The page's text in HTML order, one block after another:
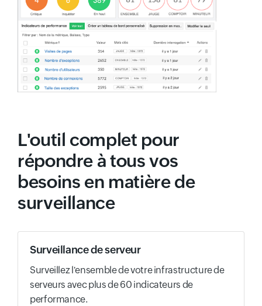
L'outil complet pour
répondre à tous vos
besoins en matière de
surveillance
Surveillance de serveur
Surveillez l'ensemble de votre infrastructure de
serveurs avec plus de 60 indicateurs de
performance.